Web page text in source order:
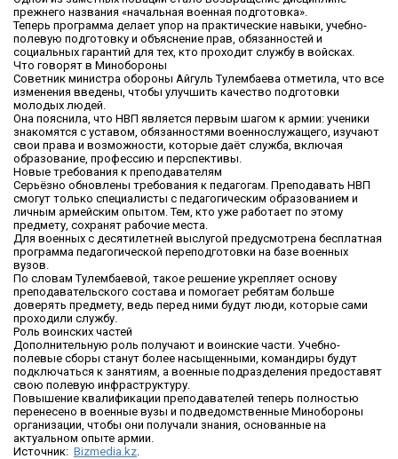
прежнего названия «начальная военная подготовка».
Теперь программа делает упор на практические навыки, учебно-
полевую подготовку и объяснение прав, обязанностей и
социальных гарантий для тех, кто проходит службу в войсках.
Что говорят в Минобороны
Советник министра обороны Айгуль Тулембаева отметила, что все
изменения введены, чтобы улучшить качество подготовки
молодых людей.
Она пояснила, что НВП является первым шагом к армии: ученики
знакомятся с уставом, обязанностями военнослужащего, изучают
свои права и возможности, которые даёт служба, включая
образование, профессию и перспективы.
Новые требования к преподавателям
Серьёзно обновлены требования к педагогам. Преподавать НВП
смогут только специалисты с педагогическим образованием и
личным армейским опытом. Тем, кто уже работает по этому
предмету, сохранят рабочие места.
Для военных с десятилетней выслугой предусмотрена бесплатная
программа педагогической переподготовки на базе военных
вузов.
По словам Тулембаевой, такое решение укрепляет основу
преподавательского состава и помогает ребятам больше
доверять предмету, ведь перед ними будут люди, которые сами
проходили службу.
Роль воинских частей
Дополнительную роль получают и воинские части. Учебно-
полевые сборы станут более насыщенными, командиры будут
подключаться к занятиям, а военные подразделения предоставят
свою полевую инфраструктуру.
Повышение квалификации преподавателей теперь полностью
перенесено в военные вузы и подведомственные Минобороны
организации, чтобы они получали знания, основанные на
актуальном опыте армии.
Источник: Bizmedia.kz